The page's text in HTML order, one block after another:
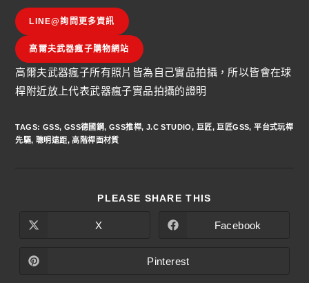
LINE@詢問更多資訊
高爾夫武器瘋子購物網站
高爾夫武器瘋子所有照片皆為自己實品拍攝，所以皆會在球
桿附近放上代表武器瘋子實品拍攝的證明
TAGS: GSS, GSS德國鋼, GSS推桿, J.C STUDIO, 巨匠, 巨匠GSS, 平台式玩桿
先驅, 聰明遠距, 高階桿面材質
PLEASE SHARE THIS
X Facebook
Pinterest